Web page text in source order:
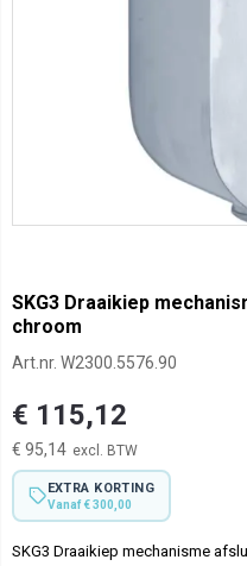
SKG3 Draaikiep
chroom
Art.nr. W2300.5576.90
€ 115,12
€ 95,14
EXTRA KORTING
Vanaf € 300,00
SKG3 Draaikiep mechanisme